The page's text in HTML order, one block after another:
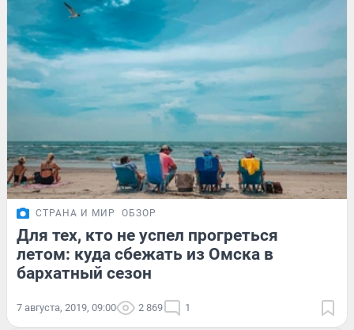
СТРАНА И МИР ОБЗОР
Для тех, кто не успел прогреться
летом: куда сбежать из Омска в
бархатный сезон
7 августа, 2019, 09:00 2 869 1